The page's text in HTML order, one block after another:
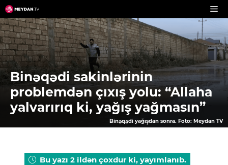
Skip
to
content
Binəqədi sakinlərinin
problemdən çıxış yolu: “Allaha
yalvarırıq ki, yağış yağmasın”
Binəqədi yağışdan sonra. Foto: Meydan TV
Bu yazı 2 ildən çoxdur ki, yayımlanıb.